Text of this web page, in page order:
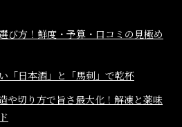
び方！鮮度・予算・口コミの見極め
「日本酒」と「馬刺」で乾杯
や切り方で旨さ最大化！解凍と薬味